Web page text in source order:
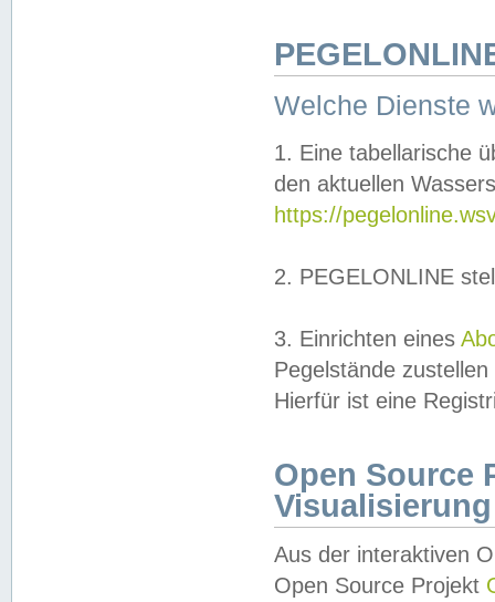
Welche Dienste
1. Eine tabellarische
den aktuellen
https://
2. PEGELONLINE
3. Einrichten eines
Pegelstände
Hierfür ist eine
Open Source
Visualisierung
Aus der interaktiven
Open Source Projekt